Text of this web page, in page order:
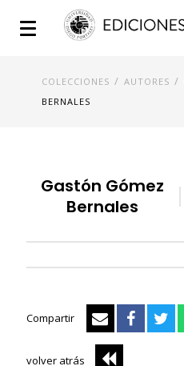
COLECCIONES /AUTORES /
BERNALES
Gastón Gómez
Bernales
Compartir
volver atrás